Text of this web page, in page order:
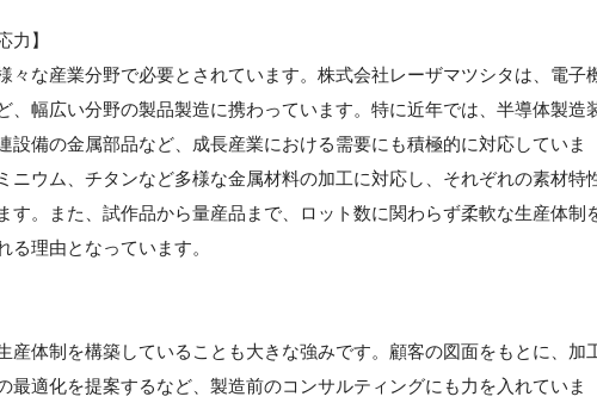
力】
々な産業分野で必要とされています。株式会社レーザマツシタは、電子
、幅広い分野の製品製造に携わっています。特に近年では、半導体製造
設備の金属部品など、成長産業における需要にも積極的に対応していま
ニウム、チタンなど多様な金属材料の加工に対応し、それぞれの素材特
す。また、試作品から量産品まで、ロット数に関わらず柔軟な生産体制
理由となっています。
産体制を構築していることも大きな強みです。顧客の図面をもとに、加
最適化を提案するなど、製造前のコンサルティングにも力を入れていま